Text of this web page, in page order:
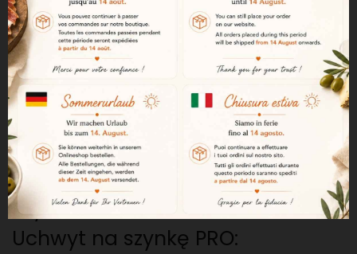
Ten uchwyt na szynkę umożliwia
idealne krojenie kawałków w
domu, z szynką w idealnej
pozycji.
Jest łatwy do przechowywania i
czyszczenia.
Uchwyt na szynkę PRO: